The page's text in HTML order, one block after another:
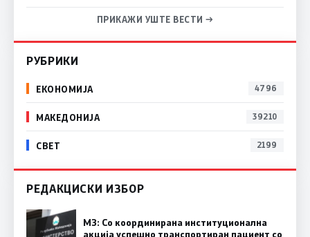
ПРИКАЖИ УШТЕ ВЕСТИ →
РУБРИКИ
ЕКОНОМИЈА 4796
МАКЕДОНИЈА 39210
СВЕТ 2199
РЕДАКЦИСКИ ИЗБОР
МЗ: Со координирана институционална
акција успешно транспортиран пациент со